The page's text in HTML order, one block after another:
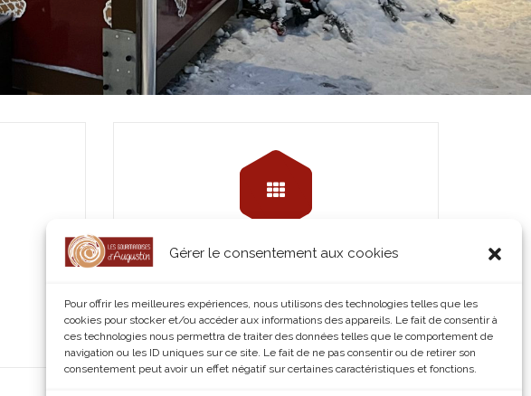
Gérer le consentement aux cookies
Pour offrir les meilleures expériences, nous utilisons des technologies telles que les
cookies pour stocker et/ou accéder aux informations des appareils. Le fait de consentir à
ces technologies nous permettra de traiter des données telles que le comportement de
navigation ou les ID uniques sur ce site. Le fait de ne pas consentir ou de retirer son
consentement peut avoir un effet négatif sur certaines caractéristiques et fonctions.
©Waffle King
Read More